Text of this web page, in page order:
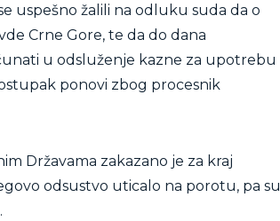
uspešno žalili na odluku suda da o
Crne Gore, te da do dana
u odsluženje kazne za upotrebu
ponovi zbog procesnik
Državama zakazano je za kraj
odsustvo uticalo na porotu, pa su